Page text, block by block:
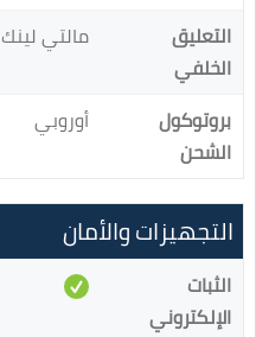
التعليق
الخلفي
مالتي لينك
بروتوكول
الشحن
أوروبي
التجهيزات والأمان
الثبات
الإلكتروني